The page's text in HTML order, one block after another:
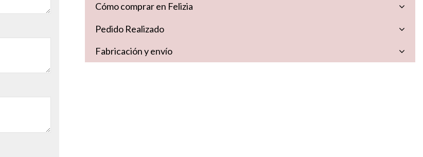
Cómo comprar en Felizia
Pedido Realizado
Fabricación y envío